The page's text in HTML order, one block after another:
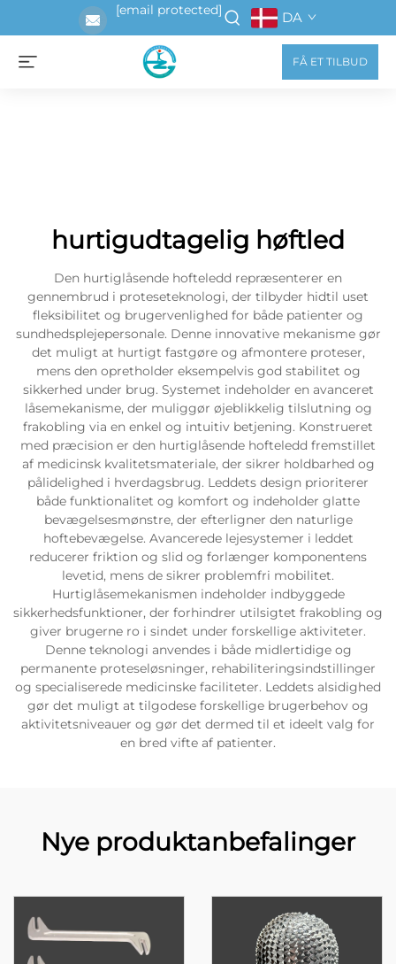
[email protected] DA
FÅ ET TILBUD
hurtigudtagelig høftled
Den hurtiglåsende hofteledd repræsenterer en
gennembrud i proteseteknologi, der tilbyder hidtil uset
fleksibilitet og brugervenlighed for både patienter og
sundhedsplejepersonale. Denne innovative mekanisme gør
det muligt at hurtigt fastgøre og afmontere proteser,
mens den opretholder eksempelvis god stabilitet og
sikkerhed under brug. Systemet indeholder en avanceret
låsemekanisme, der muliggør øjeblikkelig tilslutning og
frakobling via en enkel og intuitiv betjening. Konstrueret
med præcision er den hurtiglåsende hofteledd fremstillet
af medicinsk kvalitetsmateriale, der sikrer holdbarhed og
pålidelighed i hverdagsbrug. Leddets design prioriterer
både funktionalitet og komfort og indeholder glatte
bevægelsesmønstre, der efterligner den naturlige
hoftebevægelse. Avancerede lejesystemer i leddet
reducerer friktion og slid og forlænger komponentens
levetid, mens de sikrer problemfri mobilitet.
Hurtiglåsemekanismen indeholder indbyggede
sikkerhedsfunktioner, der forhindrer utilsigtet frakobling og
giver brugerne ro i sindet under forskellige aktiviteter.
Denne teknologi anvendes i både midlertidige og
permanente proteseløsninger, rehabiliteringsindstillinger
og specialiserede medicinske faciliteter. Leddets alsidighed
gør det muligt at tilgodese forskellige brugerbehov og
aktivitetsniveauer og gør det dermed til et ideelt valg for
en bred vifte af patienter.
Nye produktanbefalinger